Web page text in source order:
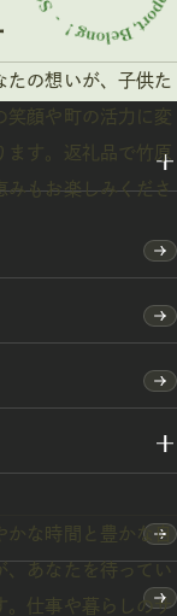
たの想いが、子供た
笑顔や町の活力に変
ます。返礼品で竹原
みもお楽しみくださ
かな時間と豊かな自
、あなたを待ってい
。仕事や暮らしのサ